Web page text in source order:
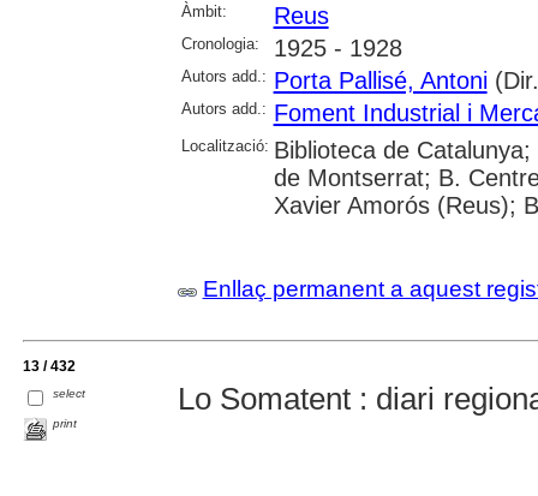
Àmbit:
Reus
Cronologia: 1925 - 1928
Autors add.: Porta Pallisé, Antoni
Autors add.: Foment Industrial i
Localització: Biblioteca de
de Montserrat; B.
Xavier Amorós (Reus);
Enllaç permanent a aquest
13 / 432
select
print
Lo Somatent : diari